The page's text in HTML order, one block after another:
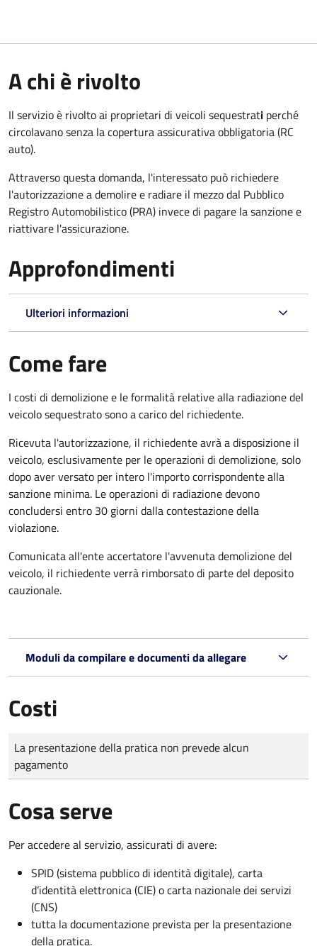
A chi è rivolto
Il servizio è rivolto ai proprietari di veicoli sequestrati perché
circolavano senza la copertura assicurativa obbligatoria (RC
auto).
Attraverso questa domanda, l'interessato può richiedere
l'autorizzazione a demolire e radiare il mezzo dal Pubblico
Registro Automobilistico (PRA) invece di pagare la sanzione e
riattivare l'assicurazione.
Approfondimenti
Ulteriori informazioni
Come fare
I costi di demolizione e le formalità relative alla radiazione del
veicolo sequestrato sono a carico del richiedente.
Ricevuta l'autorizzazione, il richiedente avrà a disposizione il
veicolo, esclusivamente per le operazioni di demolizione, solo
dopo aver versato per intero l'importo corrispondente alla
sanzione minima. Le operazioni di radiazione devono
concludersi entro 30 giorni dalla contestazione della
violazione.
Comunicata all'ente accertatore l'avvenuta demolizione del
veicolo, il richiedente verrà rimborsato di parte del deposito
cauzionale.
Moduli da compilare e documenti da allegare
Costi
Tipo di pagamento
Importo
La presentazione della pratica non prevede alcun
pagamento
Cosa serve
Per accedere al servizio, assicurati di avere:
SPID (sistema pubblico di identità digitale), carta
d’identità elettronica (CIE) o carta nazionale dei servizi
(CNS)
tutta la documentazione prevista per la presentazione
della pratica.